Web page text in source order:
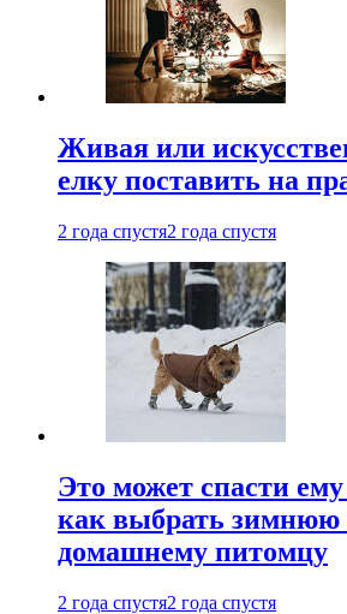
Живая или
елку поставить на
2 года спустя2 года спустя
Это может спасти
как выбрать зимнюю
домашнему питомцу
2 года спустя2 года спустя